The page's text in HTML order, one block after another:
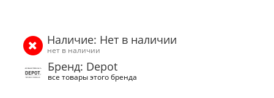
Наличие: Нет в наличии
нет в наличии
Бренд: Depot
все товары этого бренда